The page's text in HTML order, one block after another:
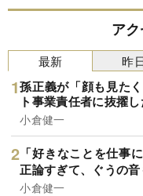
ア
最新
孫正義が「顔も見た
ト事業責任者に抜擢
小倉健一
「好きなことを仕事
正論すぎて、ぐうの
小倉健一
昨